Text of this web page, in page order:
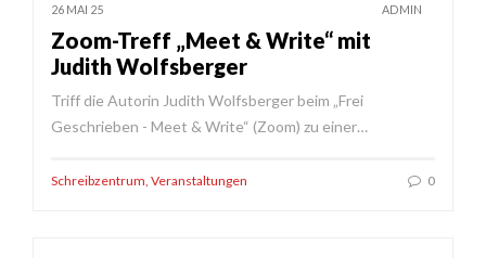
26 MAI 25 ADMIN
Zoom-Treff „Meet & Write“ mit
Judith Wolfsberger
Triff die Autorin Judith Wolfsberger beim „Frei
Geschrieben - Meet & Write“ (Zoom) zu einer…
Schreibzentrum Veranstaltungen 0